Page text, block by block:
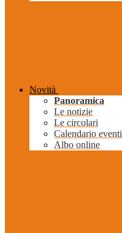
Novità
Panoramica
Le notizie
Le circolari
Calendario eventi
Albo online